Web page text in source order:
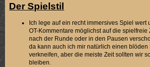
Der Spielstil
Ich lege auf ein recht immersives Spiel wert
OT-Kommentare möglichst auf die spielfreie
nach der Runde oder in den Pausen
da kann auch ich mir natürlich einen blöden
verkneifen, aber die meiste Zeit sollten wir
bleiben.